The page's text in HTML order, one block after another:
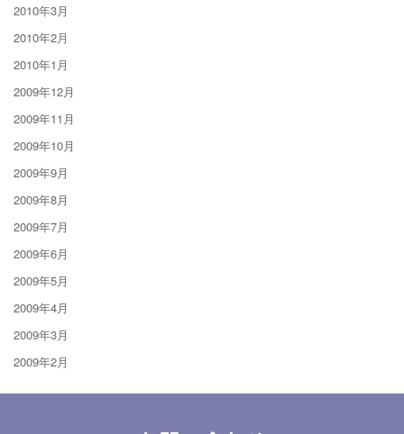
2010年3月
2010年2月
2010年1月
2009年12月
2009年11月
2009年10月
2009年9月
2009年8月
2009年7月
2009年6月
2009年5月
2009年4月
2009年3月
2009年2月